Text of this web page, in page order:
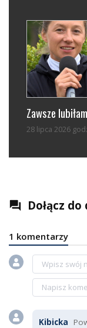
Zawsze
28 lipca 2026
question_answer Dołącz
1 komentarzy
Kibicka